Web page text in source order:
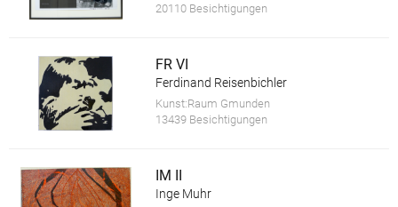
20110 Besichtigungen
FR VI
Ferdinand Reisenbichler
Kunst:Raum Gmunden
13439 Besichtigungen
IM II
Inge Muhr